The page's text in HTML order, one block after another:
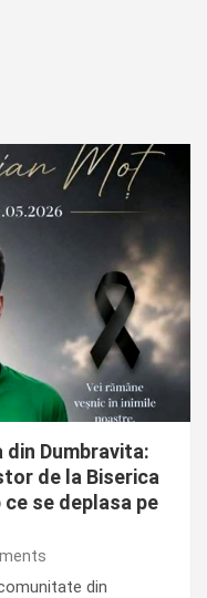
Dumbravita:
de la Biserica
se deplasa pe
din